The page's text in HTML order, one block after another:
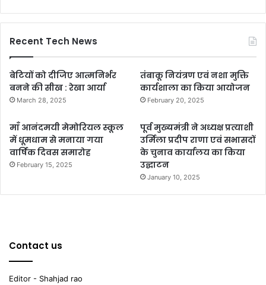
Recent Tech News
बेटियों को दीजिए आत्मनिर्भर
बनने की सीख : रेखा आर्या
March 28, 2025
तंबाकू नियंत्रण एवं नशा मुक्ति
कार्यशाला का किया आयोजन
February 20, 2025
माँ आनंदमयी मेमोरियल स्कूल
में धूमधाम से मनाया गया
वार्षिक दिवस समारोह
February 15, 2025
पूर्व मुख्यमंत्री ने अध्यक्ष प्रत्याशी
उर्मिला प्रदीप राणा एवं सभासदों
के चुनाव कार्यालय का किया
उद्घाटन
January 10, 2025
Contact us
Editor - Shahjad rao